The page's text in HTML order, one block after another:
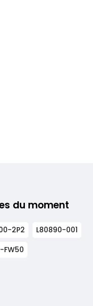
du moment
2P2
L80890-001
FW50